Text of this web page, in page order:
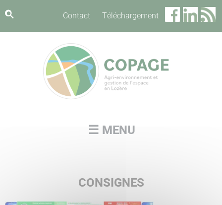
Contact Téléchargement
☰ MENU
CONSIGNES